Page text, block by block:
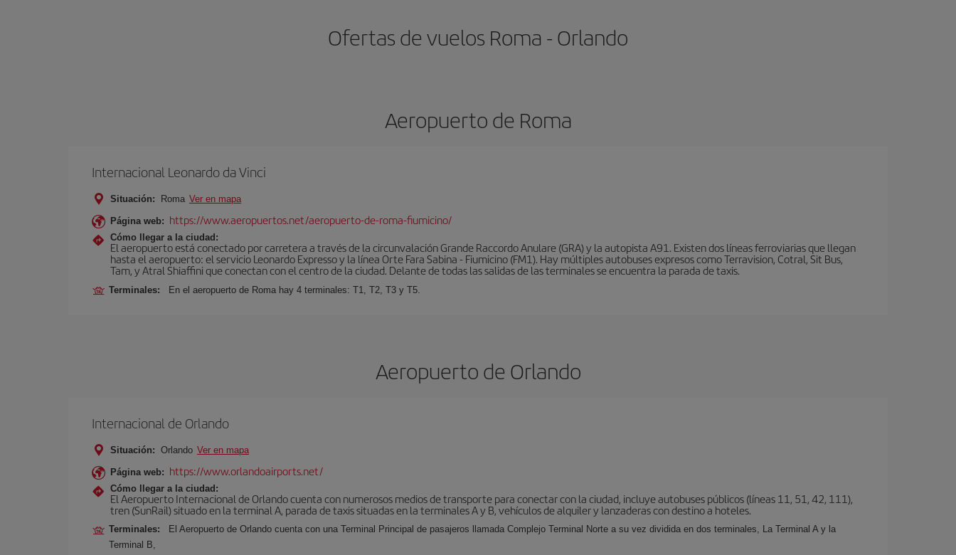
Ofertas de vuelos Roma - Orlando
Aeropuerto de Roma
Internacional Leonardo da Vinci
Situación: Roma Ver en mapa
Página web: https://www.aeropuertos.net/aeropuerto-de-roma-fiumicino/
Cómo llegar a la ciudad:
El aeropuerto está conectado por carretera a través de la circunvalación Grande Raccordo Anulare (GRA) y la autopista A91. Existen dos líneas ferroviarias que llegan
hasta el aeropuerto: el servicio Leonardo Expresso y la línea Orte Fara Sabina - Fiumicino (FM1). Hay múltiples autobuses expresos como Terravision, Cotral, Sit Bus,
Tam, y Atral Shiaffini que conectan con el centro de la ciudad. Delante de todas las salidas de las terminales se encuentra la parada de taxis.
Terminales: En el aeropuerto de Roma hay 4 terminales: T1, T2, T3 y T5.
Aeropuerto de Orlando
Internacional de Orlando
Situación: Orlando Ver en mapa
Página web: https://www.orlandoairports.net/
Cómo llegar a la ciudad:
El Aeropuerto Internacional de Orlando cuenta con numerosos medios de transporte para conectar con la ciudad, incluye autobuses públicos (líneas 11, 51, 42, 111),
tren (SunRail) situado en la terminal A, parada de taxis situadas en la terminales A y B, vehículos de alquiler y lanzaderas con destino a hoteles.
Terminales:
El Aeropuerto de Orlando cuenta con una Terminal Principal de pasajeros llamada Complejo Terminal Norte a su vez dividida en dos terminales, La Terminal A y la
Terminal B,